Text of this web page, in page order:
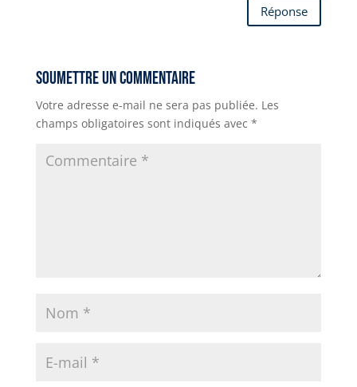
Réponse
Soumettre un commentaire
Votre adresse e-mail ne sera pas publiée. Les
champs obligatoires sont indiqués avec *